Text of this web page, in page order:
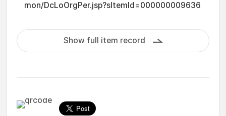
mon/DcLoOrgPer.jsp?sItemId=000000009636
Show full item record